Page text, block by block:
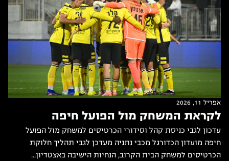
אפריל 11, 2026
לקראת המשחק מול הפועל חיפה
עדכון לגבי כניסת קהל וסידורי הכרטיסים למשחק מול הפועל
חיפה מועדון הכדורגל מכבי נתניה מעדכן לגבי תהליך חלוקת
הכרטיסים למשחק הבית הקרוב, הנחיות הישיבה באצטדיון...